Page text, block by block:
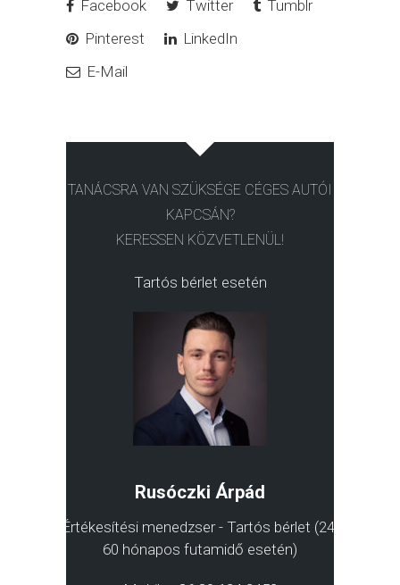
Facebook Twitter
Tumblr
Pinterest
LinkedIn
E-Mail
TANÁCSRA VAN SZÜKSÉGE CÉGES AUTÓI
KAPCSÁN?
KERESSEN KÖZVETLENÜL!
Tartós bérlet esetén
Rusóczki Árpád
Értékesítési menedzser - Tartós bérlet (24-
60 hónapos futamidő esetén)